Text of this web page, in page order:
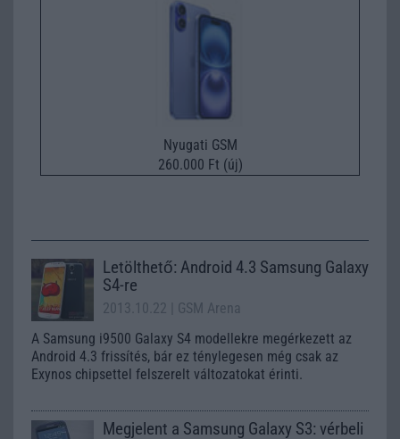
Nyugati GSM
260.000 Ft (új)
Letölthető: Android 4.3 Samsung Galaxy
S4-re
2013.10.22
| GSM Arena
A Samsung i9500 Galaxy S4 modellekre megérkezett az
Android 4.3 frissítés, bár ez ténylegesen még csak az
Exynos chipsettel felszerelt változatokat érinti.
Megjelent a Samsung Galaxy S3: vérbeli